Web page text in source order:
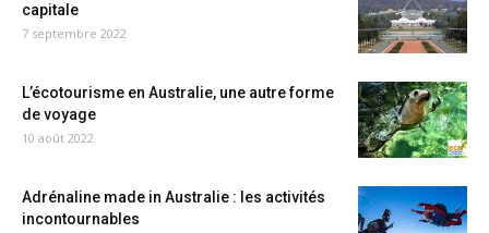
capitale
7 septembre 2022
L’écotourisme en Australie, une autre forme
de voyage
10 août 2022
Adrénaline made in Australie : les activités
incontournables